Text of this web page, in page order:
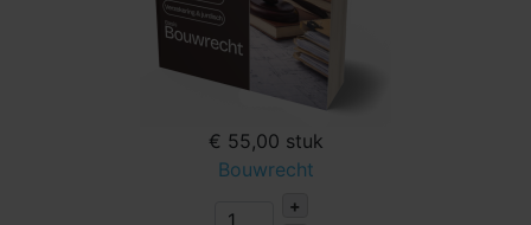
€ 55,00 stuk
Bouwrecht
+